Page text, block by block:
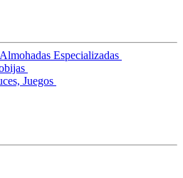
Almohadas Especializadas
Juegos